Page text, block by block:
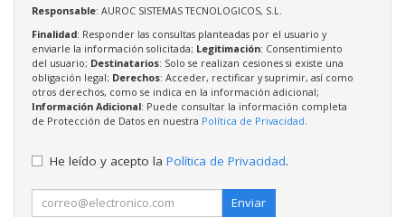
Responsable: AUROC SISTEMAS TECNOLOGICOS, S.L.
Finalidad: Responder las consultas planteadas por el usuario y
enviarle la información solicitada; Legitimación: Consentimiento
del usuario; Destinatarios: Solo se realizan cesiones si existe una
obligación legal; Derechos: Acceder, rectificar y suprimir, así como
otros derechos, como se indica en la información adicional;
Información Adicional: Puede consultar la información completa
de Protección de Datos en nuestra Política de Privacidad.
He leído y acepto la Política de Privacidad.
Enviar